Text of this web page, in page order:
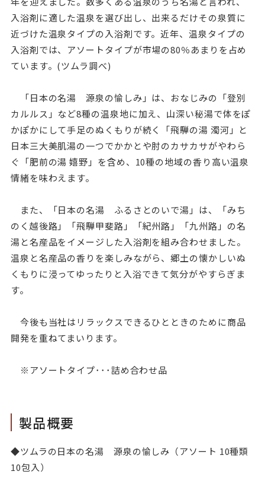
入浴剤に適した温泉を選び出し、出来るだけその泉質に
近づけた温泉タイプの入浴剤です。近年、温泉タイプの
入浴剤では、アソートタイプが市場の80％あまりを占め
ています。(ツムラ調べ)
「日本の名湯 源泉の愉しみ」は、おなじみの「登別
カルルス」など8種の温泉地に加え、山深い秘湯で体をぽ
かぽかにして手足のぬくもりが続く「飛騨の湯 濁河」と
日本三大美肌湯の一つでかかとや肘のカサカサがやわら
ぐ「肥前の湯 嬉野」を含め、10種の地域の香り高い温泉
情緒を味わえます。
また、「日本の名湯 ふるさとのいで湯」は、「みち
のく越後路」「飛騨甲斐路」「紀州路」「九州路」の名
湯と名産品をイメージした入浴剤を組み合わせました。
温泉と名産品の香りを楽しみながら、郷土の懐かしいぬ
くもりに浸ってゆったりと入浴できて気分がやすらぎま
す。
今後も当社はリラックスできるひとときのために商品
開発を重ねてまいります。
※アソートタイプ･･･詰め合わせ品
製品概要
◆ツムラの日本の名湯 源泉の愉しみ（アソート 10種類
10包入）